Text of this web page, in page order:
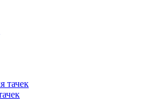
тачек